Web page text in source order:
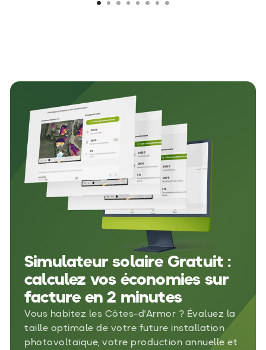
Simulateur solaire Gratuit :
calculez vos économies sur
facture en 2 minutes
Vous habitez les Côtes-d'Armor ? Évaluez la
taille optimale de votre future installation
photovoltaïque, votre production annuelle et